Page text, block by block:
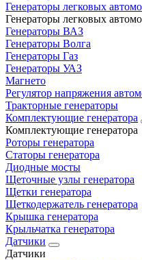
Генераторы легковых
Генераторы легковых
Генераторы ВАЗ
Генераторы Волга
Генераторы Газ
Генераторы УАЗ
Магнето
Регулятор напряжения
Тракторные генераторы
Комплектующие генератора
Комплектующие генератора
Роторы генератора
Статоры генератора
Диодные мосты
Щеточные узлы генератора
Щетки генератора
Щеткодержатель генератора
Крышка генератора
Крыльчатка генератора
Датчики
Датчики